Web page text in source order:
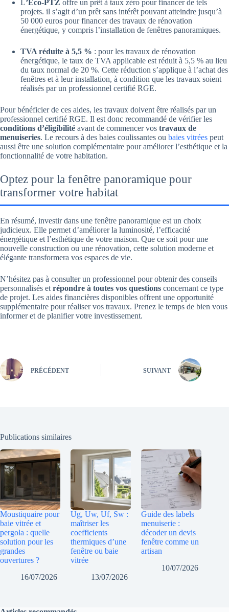
L’Éco-PTZ offre un prêt à taux zéro pour financer de tels
projets. il s’agit d’un prêt sans intérêt pouvant atteindre jusqu’à
50 000 euros pour financer des travaux de rénovation
énergétique, y compris l’installation de fenêtres panoramiques.
TVA réduite à 5,5 % : pour les travaux de rénovation
énergétique, le taux de TVA applicable est réduit à 5,5 % au lieu
du taux normal de 20 %. Cette réduction s’applique à l’achat des
fenêtres et à leur installation, à condition que les travaux soient
réalisés par un professionnel certifié RGE.
Pour bénéficier de ces aides, les travaux doivent être réalisés par un
professionnel certifié RGE. Il est donc recommandé de vérifier les
conditions d’éligibilité avant de commencer vos travaux de
menuiseries. Le recours à des baies coulissantes ou baies vitrées peut
aussi être une solution complémentaire pour améliorer l’esthétique et la
fonctionnalité de votre habitation.
Optez pour la fenêtre panoramique pour
transformer votre habitat
En résumé, investir dans une fenêtre panoramique est un choix
judicieux. Elle permet d’améliorer la luminosité, l’efficacité
énergétique et l’esthétique de votre maison. Que ce soit pour une
nouvelle construction ou une rénovation, cette solution moderne et
élégante transformera vos espaces de vie.
N’hésitez pas à consulter un professionnel pour obtenir des conseils
personnalisés et répondre à toutes vos questions concernant ce type
de projet. Les aides financières disponibles offrent une opportunité
supplémentaire pour réaliser vos travaux. Prenez le temps de bien vous
informer et de planifier votre investissement.
PRÉCÉDENT SUIVANT
Publications similaires
Moustiquaire pour
baie vitrée et
pergola : quelle
solution pour les
grandes
ouvertures ?
16/07/2026
Ug, Uw, Uf, Sw :
maîtriser les
coefficients
thermiques d’une
fenêtre ou baie
vitrée
13/07/2026
Guide des labels
menuiserie :
décoder un devis
fenêtre comme un
artisan
10/07/2026